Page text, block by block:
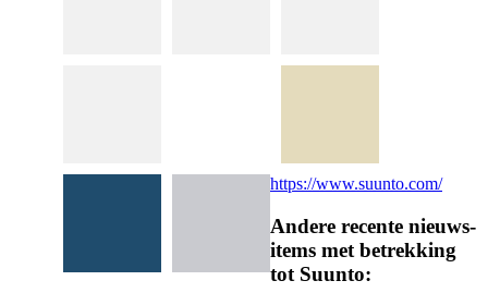
https://www.suunto.com/
Andere recente nieuws-
items met betrekking
tot Suunto: